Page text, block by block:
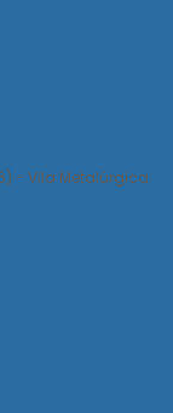
- Vila Metalúrgica